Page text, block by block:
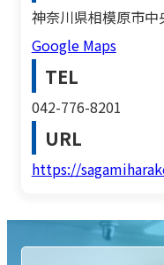
神奈川県相模原市
Google Maps
TEL
042-776-8201
URL
https://